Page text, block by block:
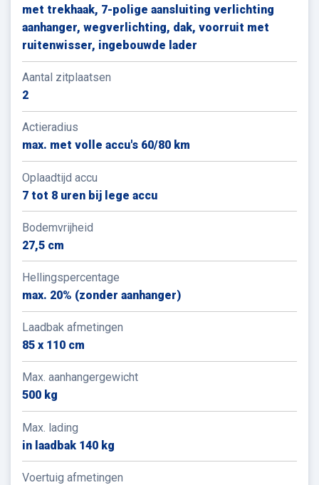
met trekhaak, 7-polige aansluiting verlichting
aanhanger, wegverlichting, dak, voorruit met
ruitenwisser, ingebouwde lader
Aantal zitplaatsen
2
Actieradius
max. met volle accu's 60/80 km
Oplaadtijd accu
7 tot 8 uren bij lege accu
Bodemvrijheid
27,5 cm
Hellingspercentage
max. 20% (zonder aanhanger)
Laadbak afmetingen
85 x 110 cm
Max. aanhangergewicht
500 kg
Max. lading
in laadbak 140 kg
Voertuig afmetingen